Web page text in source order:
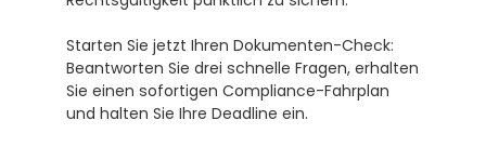
Starten Sie jetzt Ihren Dokumenten-Check:
Beantworten Sie drei schnelle Fragen, erhalten
Sie einen sofortigen Compliance-Fahrplan
und halten Sie Ihre Deadline ein.